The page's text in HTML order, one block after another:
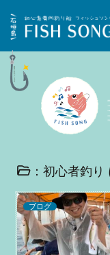
：初心者釣
ブログ